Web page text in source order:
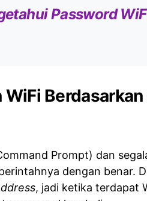
Password
Berdasarkan
Prompt) dan
dengan benar.
, jadi ketika terdapat